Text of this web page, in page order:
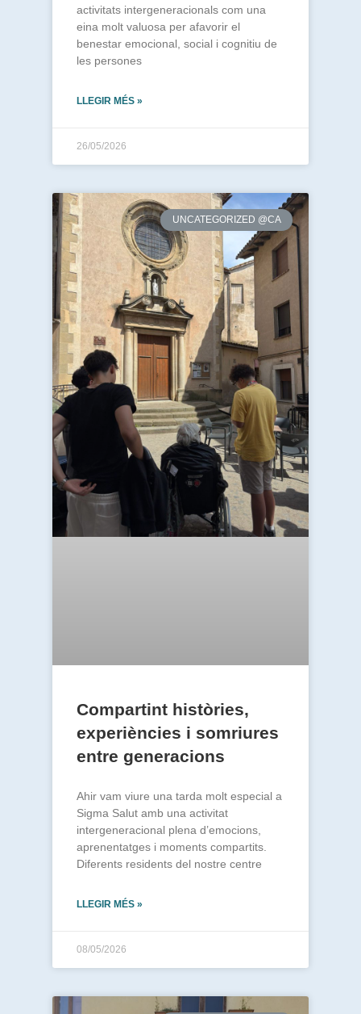
activitats intergeneracionals com una
eina molt valuosa per afavorir el
benestar emocional, social i cognitiu de
les persones
LLEGIR MÉS »
26/05/2026
UNCATEGORIZED @CA
Compartint històries,
experiències i somriures
entre generacions
Ahir vam viure una tarda molt especial a
Sigma Salut amb una activitat
intergeneracional plena d’emocions,
aprenentatges i moments compartits.
Diferents residents del nostre centre
LLEGIR MÉS »
08/05/2026